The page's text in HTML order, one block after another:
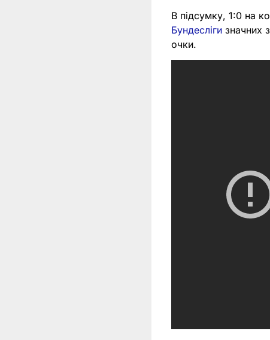
В підсумку, 1:0 на
Бундесліги значних
очки.